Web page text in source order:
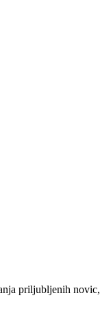
priljubljenih